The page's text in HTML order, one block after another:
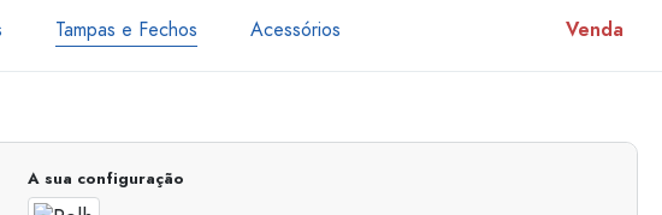
Tampas e Fechos Acessórios Venda
Frascos
A sua configuração